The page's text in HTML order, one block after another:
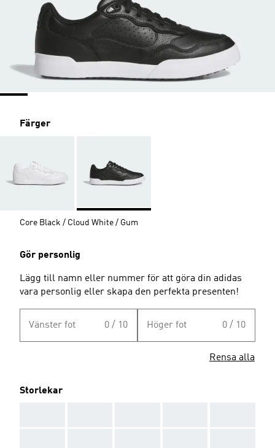
Färger
Core Black / Cloud White / Gum
Gör personlig
Lägg till namn eller nummer för att göra din adidas
vara personlig eller skapa den perfekta presenten!
Vänster fot 0 / 10 Höger fot 0 / 10
Rensa alla
Storlekar